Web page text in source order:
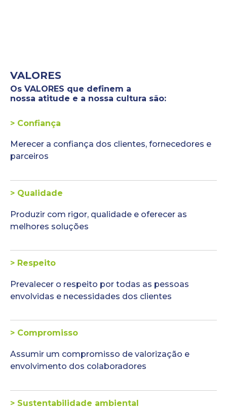
VALORES
Os VALORES que definem a
nossa atitude e a nossa cultura são:
> Confiança
Merecer a confiança dos clientes, fornecedores e
parceiros
> Qualidade
Produzir com rigor, qualidade e oferecer as
melhores soluções
> Respeito
Prevalecer o respeito por todas as pessoas
envolvidas e necessidades dos clientes
> Compromisso
Assumir um compromisso de valorização e
envolvimento dos colaboradores
> Sustentabilidade ambiental